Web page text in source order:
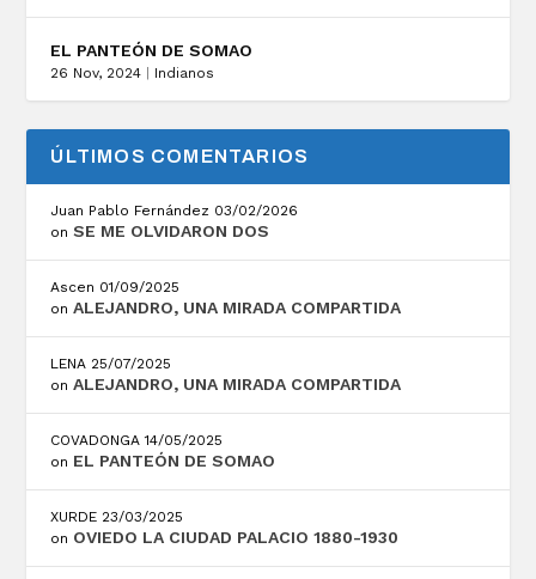
EL PANTEÓN DE SOMAO
26 Nov, 2024 Indianos
ÚLTIMOS COMENTARIOS
Juan Pablo Fernández 03/02/2026
onSE ME OLVIDARON DOS
Ascen 01/09/2025
onALEJANDRO, UNA MIRADA COMPARTIDA
LENA 25/07/2025
onALEJANDRO, UNA MIRADA COMPARTIDA
COVADONGA 14/05/2025
on EL PANTEÓN DE SOMAO
XURDE 23/03/2025
on OVIEDO LA CIUDAD PALACIO 1880-1930